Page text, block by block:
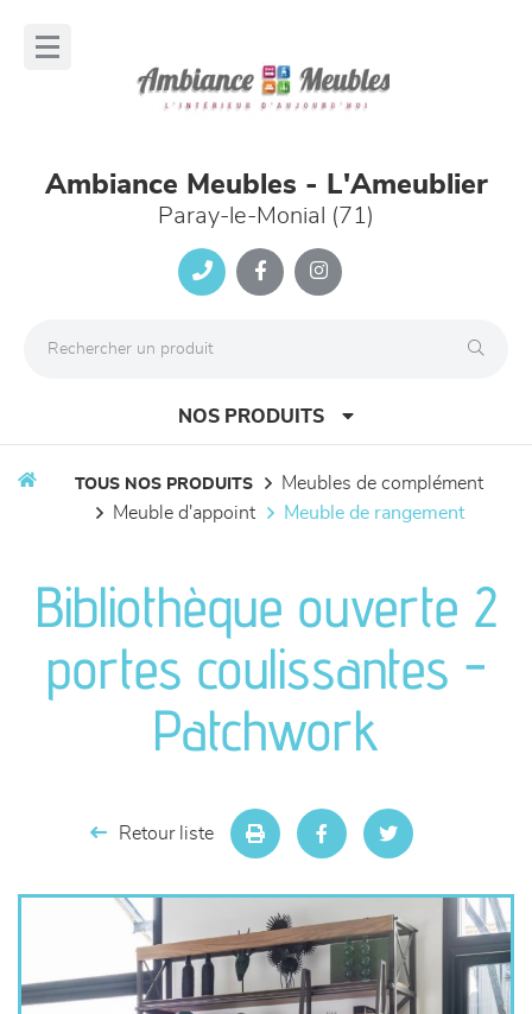
Ambiance Meubles - L'Ameublier
Paray-le-Monial (71)
NOS PRODUITS
séjours
meubles de complément
chambres et dressing
TOUS NOS PRODUITS
meubles de complément
meuble d'appoint
meuble de rangement
Bibliothèque ouverte 2
portes coulissantes -
Patchwork
Retour liste